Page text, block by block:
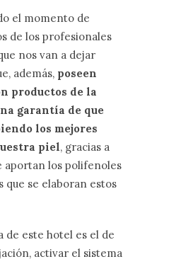
el momento de
de los profesionales
nos van a dejar
además, poseen
productos de la
garantía de que
los mejores
piel, gracias a
aportan los polifenoles
que se elaboran estos
de este hotel es el de
activar el sistema